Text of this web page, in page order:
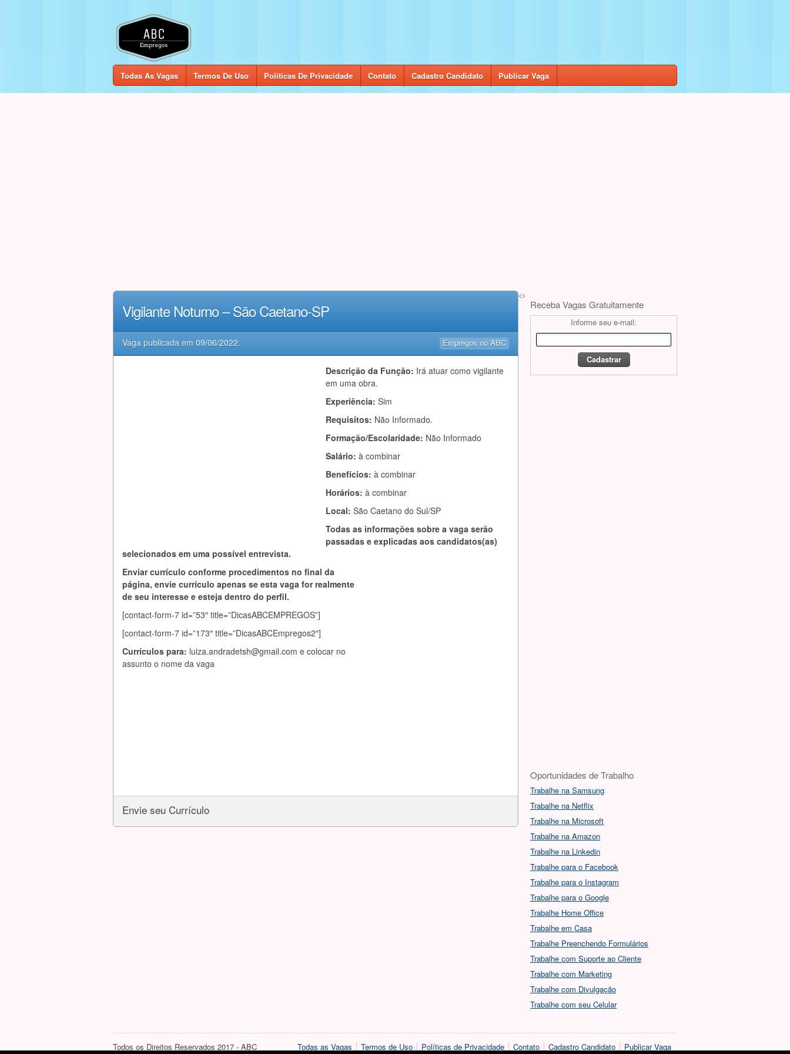
Todas As Vagas Termos De Uso Políticas De Privacidade Contato Cadastro Candidato Publicar Vaga
<>
Vigilante Noturno – São Caetano-SP
Empregos no ABC
Vaga publicada em 09/06/2022.
Descrição da Função: Irá atuar como vigilante
em uma obra.
Experiência: Sim
Requisitos: Não Informado.
Formação/Escolaridade: Não Informado
Salário: à combinar
Benefícios: à combinar
Horários: à combinar
Local: São Caetano do Sul/SP
Todas as informações sobre a vaga serão
passadas e explicadas aos candidatos(as)
selecionados em uma possível entrevista.
Enviar currículo conforme procedimentos no final da
página, envie currículo apenas se esta vaga for realmente
de seu interesse e esteja dentro do perfil.
[contact-form-7 id=”53″ title=”DicasABCEMPREGOS”]
[contact-form-7 id=”173″ title=”DicasABCEmpregos2″]
Currículos para: luiza.andradetsh@gmail.com e colocar no
assunto o nome da vaga
Envie seu Currículo
Receba Vagas Gratuitamente
Informe seu e-mail:
Oportunidades de Trabalho
Trabalhe na Samsung
Trabalhe na Netflix
Trabalhe na Microsoft
Trabalhe na Amazon
Trabalhe na Linkedin
Trabalhe para o Facebook
Trabalhe para o Instagram
Trabalhe para o Google
Trabalhe Home Office
Trabalhe em Casa
Trabalhe Preenchendo Formulários
Trabalhe com Suporte ao Cliente
Trabalhe com Marketing
Trabalhe com Divulgação
Trabalhe com seu Celular
Todas as Vagas Termos de Uso Políticas de Privacidade Contato Cadastro Candidato Publicar Vaga
Todos os Direitos Reservados 2017 - ABC